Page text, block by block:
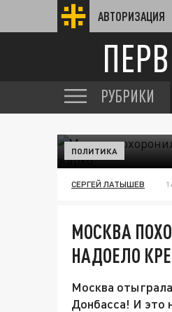
АВТОРИЗАЦИЯ
РУБРИКИ
ПОЛИТИКА
СЕРГЕЙ ЛАТЫШЕВ
МОСКВА
НАДОЕЛО
Москва
Донбасса! И это